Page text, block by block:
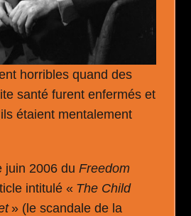
horribles quand des
santé furent enfermés et
étaient mentalement
juin 2006 duFreedom
intitulé « The Child
» (le scandale de la